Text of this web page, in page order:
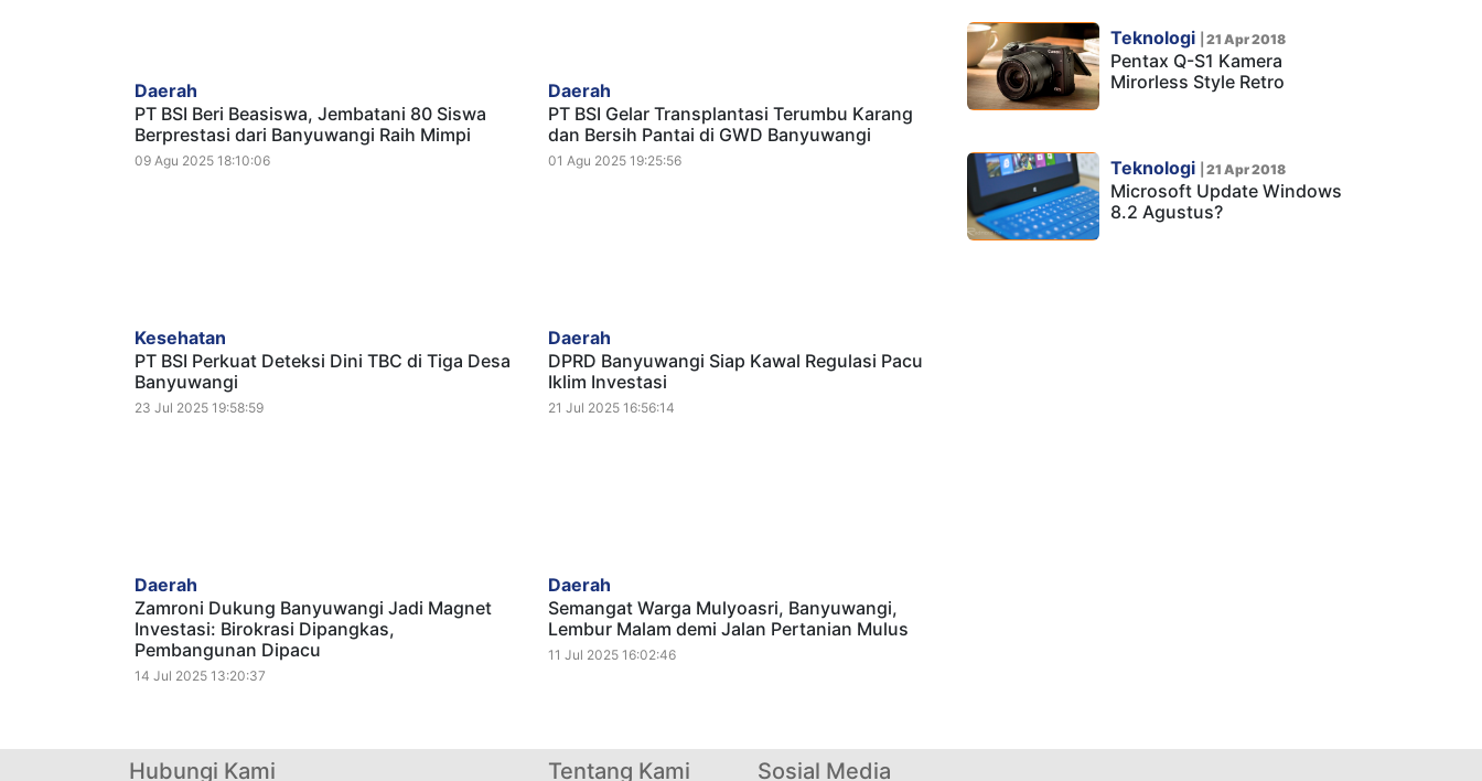
Daerah
PT BSI Beri Beasiswa, Jembatani 80 Siswa
Berprestasi dari Banyuwangi Raih Mimpi
09 Agu 2025 18:10:06
Daerah
PT BSI Gelar Transplantasi Terumbu Karang
dan Bersih Pantai di GWD Banyuwangi
01 Agu 2025 19:25:56
Kesehatan
PT BSI Perkuat Deteksi Dini TBC di Tiga Desa
Banyuwangi
23 Jul 2025 19:58:59
Daerah
DPRD Banyuwangi Siap Kawal Regulasi Pacu
Iklim Investasi
21 Jul 2025 16:56:14
Daerah
Zamroni Dukung Banyuwangi Jadi Magnet
Investasi: Birokrasi Dipangkas,
Pembangunan Dipacu
14 Jul 2025 13:20:37
Daerah
Semangat Warga Mulyoasri, Banyuwangi,
Lembur Malam demi Jalan Pertanian Mulus
11 Jul 2025 16:02:46
Teknologi 21 Apr 2018
Pentax Q-S1 Kamera
Mirorless Style Retro
Teknologi 21 Apr 2018
Microsoft Update Windows
8.2 Agustus?
Hubungi Kami Tentang Kami Sosial Media